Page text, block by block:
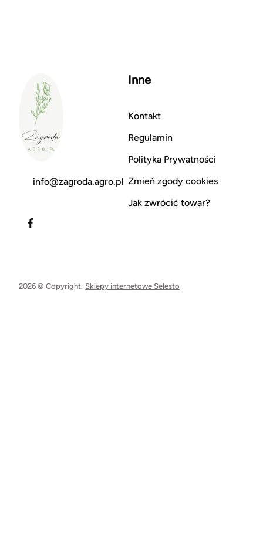
info@zagroda.agro.pl
Inne
Kontakt
Regulamin
Polityka Prywatności
Zmień zgody cookies
Jak zwrócić towar?
2026 © Copyright. Sklepy internetowe Selesto